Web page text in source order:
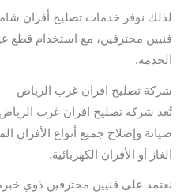
لذلك نوفر خدمات تصليح أفران
فنيين محترفين، مع استخدام قطع
الخدمة.
شركة تصليح افران غرب الرياض
تُعد شركة تصليح افران غرب
صيانة وإصلاح جميع أنواع الأفران
الغاز أو الأفران الكهربائية.
نعتمد على فنيين محترفين ذوي